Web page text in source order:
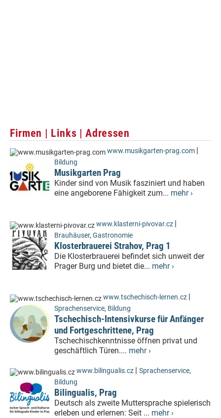
Firmen | Links | Adressen
www.musikgarten-prag.com |
Bildung
Musikgarten Prag
Kinder sind von Musik fasziniert und haben
eine angeborene Fähigkeit zum... mehr ›
www.klasterni-pivovar.cz |
Brauhäuser, Gastronomie
Klosterbrauerei Strahov, Prag 1
Die Klosterbrauerei befindet sich unweit der
Prager Burg und bietet die... mehr ›
www.tschechisch-lernen.cz |
Sprachenservice, Bildung
Tschechisch-Intensivkurse für Anfänger
und Fortgeschrittene, Prag
Tschechischkenntnisse öffnen privat und
geschäftlich Türen.... mehr ›
www.bilingualis.cz | Sprachenservice,
Bildung
Bilingualis, Prag
Deutsch als zweite Muttersprache spielerisch
erleben und erlernen: Seit ... mehr ›